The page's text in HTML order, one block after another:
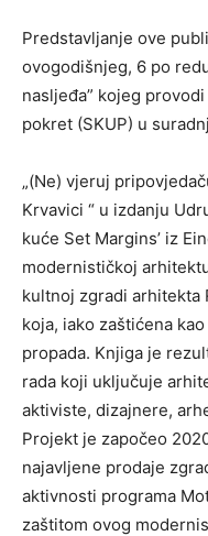
Predstavljanje ove
ovogodišnjeg, 6 po
nasljeđa” kojeg
pokret (SKUP) u
„(Ne) vjeruj
Krvavici “ u izdanju
kuće Set Margins’ iz
modernističkoj
kultnoj zgradi arhitekta
koja, iako zaštićena
propada. Knjiga je
rada koji uključuje
aktiviste, dizajnere,
Projekt je započeo
najavljene prodaje
aktivnosti programa
zaštitom ovog